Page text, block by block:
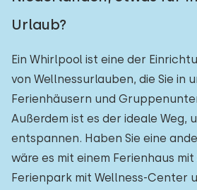
Urlaub?
Ein Whirlpool ist eine der
von Wellnessurlauben, die Sie in
Ferienhäusern und
Außerdem ist es der ideale Weg,
entspannen. Haben Sie eine
wäre es mit einem Ferienhaus
Ferienpark mit Wellness-Center